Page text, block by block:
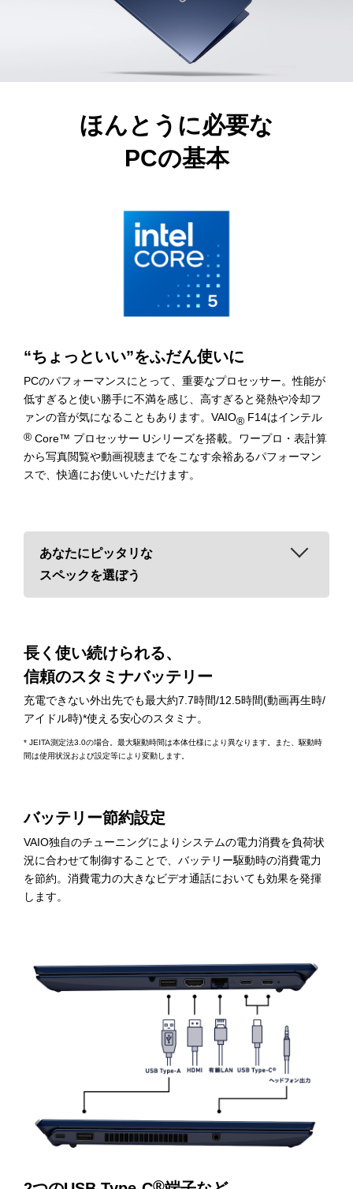
環境に配慮した電子マニュアルを推奨
取扱説明書類は、電子版の選択*が可能です。紙の使用量を
減らすことで廃棄物やCO2排出量の削減につながるだけでな
困ったときに検索も容易になります。さらに、包装材のプラ
スチックを削減し、梱包の段ボール使用量を減らすなど、小
さな工夫を積み重ねています。
ほんとうに必要な
PCの基本
“ちょっといい”をふだん使いに
PCのパフォーマンスにとって、重要なプロセッサー。性能が
低すぎると使い勝手に不満を感じ、高すぎると発熱や冷却フ
ァンの音が気になることもあります。VAIO® F14はインテル
® Core™ プロセッサー Uシリーズを搭載。ワープロ・表計算
から写真閲覧や動画視聴までをこなす余裕あるパフォーマン
スで、快適にお使いいただけます。
あなたにピッタリな
スペックを選ぼう
長く使い続けられる、
信頼のスタミナバッテリー
充電できない外出先でも最大約7.7時間/12.5時間(動画再生時/
アイドル時)*使える安心のスタミナ。
* JEITA測定法3.0の場合。最大駆動時間は本体仕様により異なります。また、駆動時
間は使用状況および設定等により変動します。
バッテリー節約設定
VAIO独自のチューニングによりシステムの電力消費を負荷状
況に合わせて制御することで、バッテリー駆動時の消費電力
を節約。消費電力の大きなビデオ通話においても効果を発揮
します。